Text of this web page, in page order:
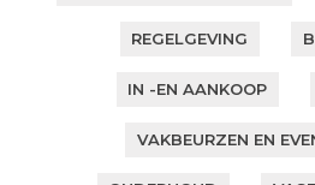
REGELGEVING
IN -EN AANKOOP
VAKBEURZEN EN